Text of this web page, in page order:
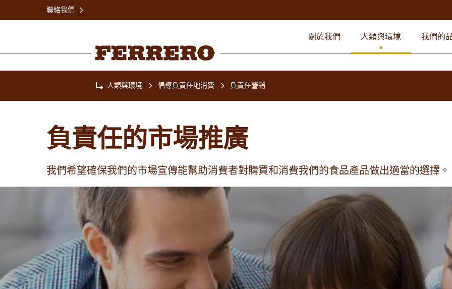
關於我們 人類與環境 我們的
聯絡我們
人類與環境 倡導負責任地消費 負責任營銷
負責任的市場推廣
我們希望確保我們的市場宣傳能幫助消費者對購買和消費我們的食品產品做出適當的選擇。